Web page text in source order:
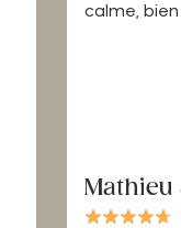
calme,
Mathieu